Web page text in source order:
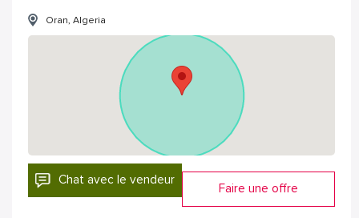
Oran, Algeria
Chat avec le vendeur
Faire une offre